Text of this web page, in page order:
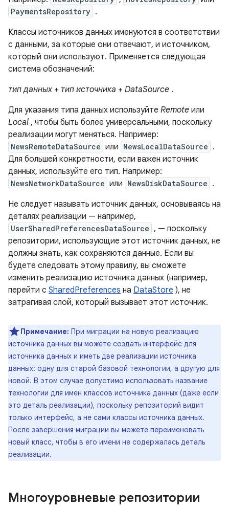
PaymentsRepository .
Классы источников данных именуются в соответствии
с данными, за которые они отвечают, и источником,
который они используют. Применяется следующая
система обозначений:
тип данных + тип источника + DataSource .
Для указания типа данных используйте Remote или
Local , чтобы быть более универсальными, поскольку
реализации могут меняться. Например:
NewsRemoteDataSource или NewsLocalDataSource .
Для большей конкретности, если важен источник
данных, используйте его тип. Например:
NewsNetworkDataSource или NewsDiskDataSource .
Не следует называть источник данных, основываясь на
деталях реализации — например,
UserSharedPreferencesDataSource , — поскольку
репозитории, использующие этот источник данных, не
должны знать, как сохраняются данные. Если вы
будете следовать этому правилу, вы сможете
изменить реализацию источника данных (например,
перейти с SharedPreferences на DataStore ), не
затрагивая слой, который вызывает этот источник.
Примечание: При миграции на новую реализацию
источника данных вы можете создать интерфейс для
источника данных и иметь две реализации источника
данных: одну для старой базовой технологии, а другую для
новой. В этом случае допустимо использовать название
технологии для имен классов источника данных (даже если
это деталь реализации), поскольку репозиторий видит
только интерфейс, а не сами классы источника данных.
После завершения миграции вы можете переименовать
новый класс, чтобы в его имени не содержалась деталь
реализации.
Многоуровневые репозитории